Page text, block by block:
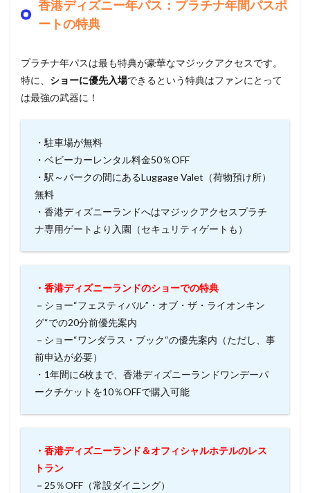
香港ディズニー年パス：プラチナ年間パスポ
ートの特典
プラチナ年パスは最も特典が豪華なマジックアクセスです。
特に、 ショーに優先入場できるという特典はファンにとって
は最強の武器に！
・駐車場が無料
・ベビーカーレンタル料金50％OFF
・駅～パークの間にあるLuggage Valet（荷物預け所）
無料
・香港ディズニーランドへはマジックアクセスプラチ
ナ専用ゲートより入園（セキュリティゲートも）
・香港ディズニーランドのショーでの特典
－ショー“フェスティバル”・オブ・ザ・ライオンキン
グ“での20分前優先案内
－ショー“ワンダラス・ブック“の優先案内（ただし、事
前申込が必要）
・1年間に6枚まで、香港ディズニーランドワンデーパ
ークチケットを10％OFFで購入可能
・香港ディズニーランド＆オフィシャルホテルのレス
トラン
－25％OFF（常設ダイニング）